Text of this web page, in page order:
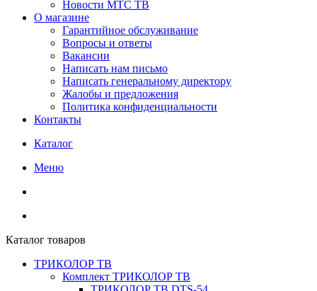
Новости МТС ТВ
О магазине
Гарантийное обслуживание
Вопросы и ответы
Вакансии
Написать нам письмо
Написать генеральному директору
Жалобы и предложения
Политика конфиденциальности
Контакты
Каталог
Меню
Каталог товаров
ТРИКОЛОР ТВ
Комплект ТРИКОЛОР ТВ